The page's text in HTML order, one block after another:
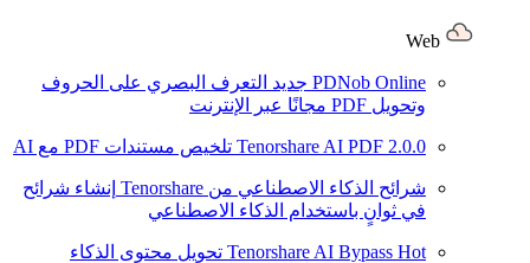
PDNob Online جديد التعرف البصري على الحروف
وتحويل PDF مجانًا عبر الإنترنت
Tenorshare AI PDF 2.0.0 تلخيص مستندات PDF مع AI
شرائح الذكاء الاصطناعي من Tenorshare
إنشاء شرائح
في ثوانٍ باستخدام الذكاء الاصطناعي
Tenorshare AI Bypass Hot
تحويل محتوى الذكاء